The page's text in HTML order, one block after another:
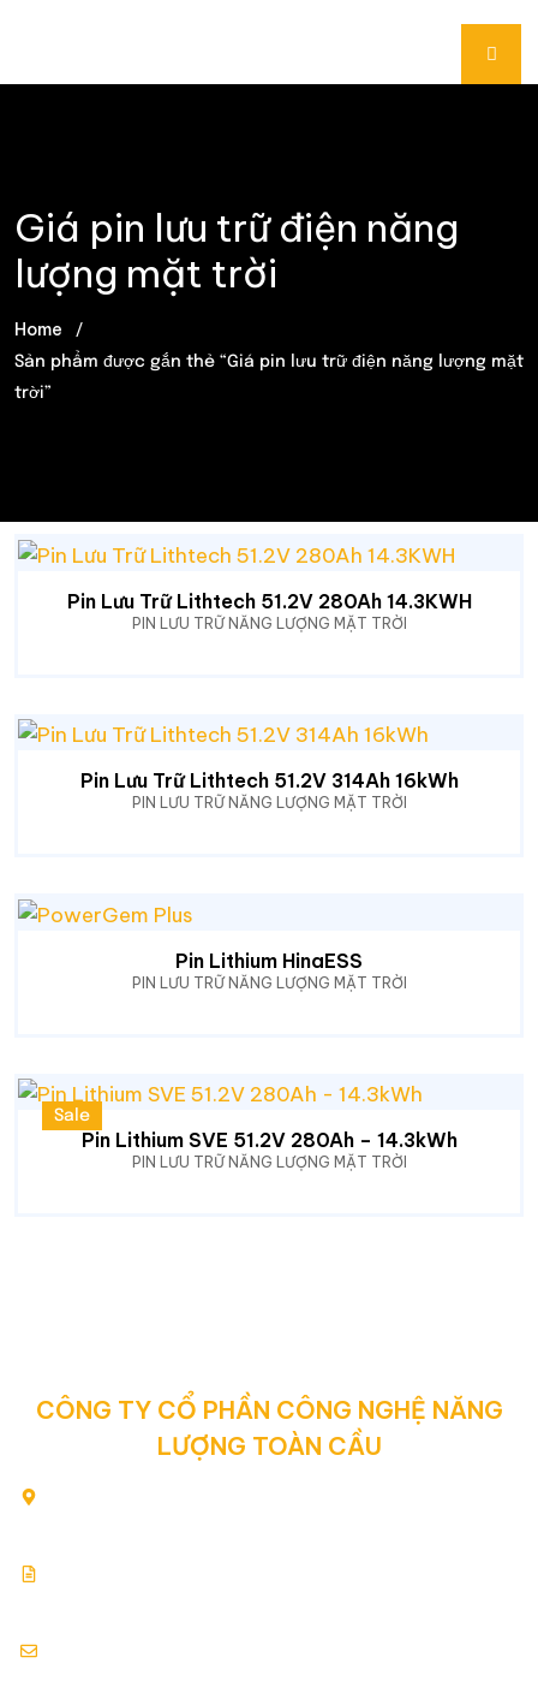
Giá pin lưu trữ điện năng
lượng mặt trời
Home
Sản phẩm được gắn thẻ “Giá pin lưu trữ điện năng lượng mặt
trời”
Pin Lưu Trữ Lithtech 51.2V 280Ah 14.3KWH
PIN LƯU TRỮ NĂNG LƯỢNG MẶT TRỜI
Pin Lưu Trữ Lithtech 51.2V 314Ah 16kWh
PIN LƯU TRỮ NĂNG LƯỢNG MẶT TRỜI
Pin Lithium HinaESS
PIN LƯU TRỮ NĂNG LƯỢNG MẶT TRỜI
Sale
Pin Lithium SVE 51.2V 280Ah – 14.3kWh
PIN LƯU TRỮ NĂNG LƯỢNG MẶT TRỜI
CÔNG TY CỔ PHẦN CÔNG NGHỆ NĂNG
LƯỢNG TOÀN CẦU